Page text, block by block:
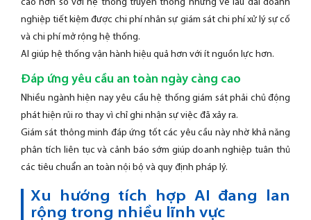
cao hơn so với hệ thống truyền thống nhưng về lâu dài doanh
nghiệp tiết kiệm được chi phí nhân sự giám sát chi phí xử lý sự cố
và chi phí mở rộng hệ thống.
AI giúp hệ thống vận hành hiệu quả hơn với ít nguồn lực hơn.
Đáp ứng yêu cầu an toàn ngày càng cao
Nhiều ngành hiện nay yêu cầu hệ thống giám sát phải chủ động
phát hiện rủi ro thay vì chỉ ghi nhận sự việc đã xảy ra.
Giám sát thông minh đáp ứng tốt các yêu cầu này nhờ khả năng
phân tích liên tục và cảnh báo sớm giúp doanh nghiệp tuân thủ
các tiêu chuẩn an toàn nội bộ và quy định pháp lý.
Xu hướng tích hợp AI đang lan
rộng trong nhiều lĩnh vực